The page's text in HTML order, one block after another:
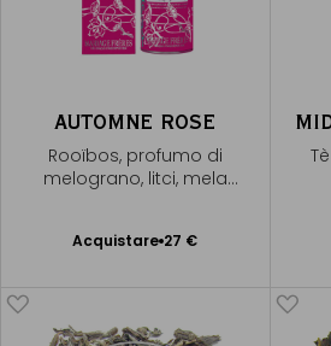
AUTOMNE ROSE
Rooïbos, profumo di
melograno, litci, mela
Acquistare 27 €
Aggiungere